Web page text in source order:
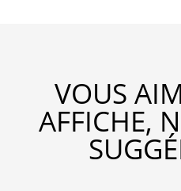
VOUS
AFFICHE,